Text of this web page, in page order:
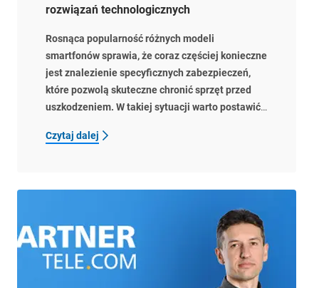
rozwiązań technologicznych
Rosnąca popularność różnych modeli
smartfonów sprawia, że coraz częściej konieczne
jest znalezienie specyficznych zabezpieczeń,
które pozwolą skuteczne chronić sprzęt przed
uszkodzeniem. W takiej sytuacji warto postawić
jakość i atrakcyjny wygląd. Wysokiej klasy szkła
jednak co w sytuacji, gdy decydujemy się na
zakup nowoczesnego telefonu o nietypowym
kształcie?
Czytaj dalej